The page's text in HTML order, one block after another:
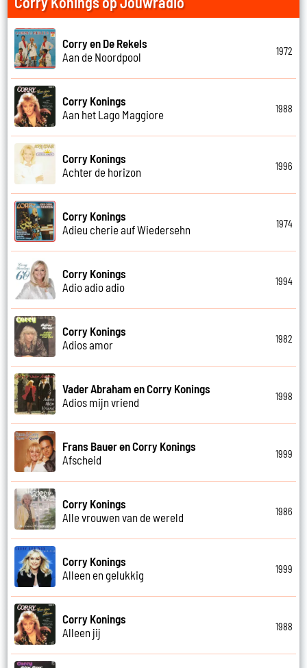
Corry en De Rekels
Aan de Noordpool
1972
Corry Konings
Aan het Lago Maggiore
1988
Corry Konings
Achter de horizon
1996
Corry Konings
Adieu cherie auf Wiedersehn
1974
Corry Konings
Adio adio adio
1994
Corry Konings
Adios amor
1982
Vader Abraham en Corry Konings
Adios mijn vriend
1998
Frans Bauer en Corry Konings
Afscheid
1999
Corry Konings
Alle vrouwen van de wereld
1986
Corry Konings
Alleen en gelukkig
1999
Corry Konings
Alleen jij
1988